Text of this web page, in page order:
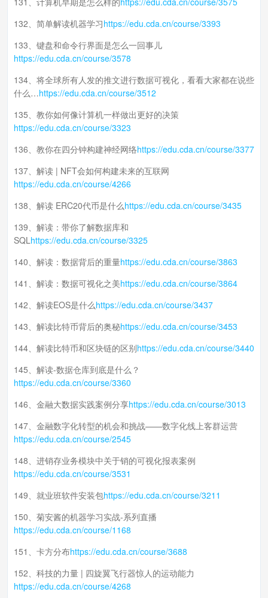
132、简单解读机器学习https://edu.cda.cn/course/3393
133、键盘和命令行界面是怎么一回事儿
https://edu.cda.cn/course/3578
134、将全球所有人发的推文进行数据可视化，看看大家都在说些
什么…https://edu.cda.cn/course/3512
135、教你如何像计算机一样做出更好的决策
https://edu.cda.cn/course/3323
136、教你在四分钟构建神经网络https://edu.cda.cn/course/3377
137、解读 | NFT会如何构建未来的互联网
https://edu.cda.cn/course/4266
138、解读 ERC20代币是什么https://edu.cda.cn/course/3435
139、解读：带你了解数据库和
SQLhttps://edu.cda.cn/course/3325
140、解读：数据背后的重量https://edu.cda.cn/course/3863
141、解读：数据可视化之美https://edu.cda.cn/course/3864
142、解读EOS是什么https://edu.cda.cn/course/3437
143、解读比特币背后的奥秘https://edu.cda.cn/course/3453
144、解读比特币和区块链的区别https://edu.cda.cn/course/3440
145、解读-数据仓库到底是什么？
https://edu.cda.cn/course/3360
146、金融大数据实践案例分享https://edu.cda.cn/course/3013
147、金融数字化转型的机会和挑战——数字化线上客群运营
https://edu.cda.cn/course/2545
148、进销存业务模块中关于销的可视化报表案例
https://edu.cda.cn/course/3531
149、就业班软件安装包https://edu.cda.cn/course/3211
150、菊安酱的机器学习实战-系列直播
https://edu.cda.cn/course/1168
151、卡方分布https://edu.cda.cn/course/3688
152、科技的力量 | 四旋翼飞行器惊人的运动能力
https://edu.cda.cn/course/4268